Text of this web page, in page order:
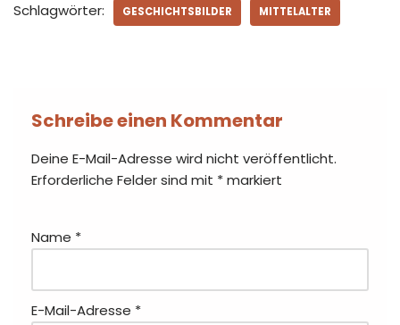
Schlagwörter: GESCHICHTSBILDER MITTELALTER
Schreibe einen Kommentar
Deine E-Mail-Adresse wird nicht veröffentlicht.
Erforderliche Felder sind mit *markiert
Name *
E-Mail-Adresse *